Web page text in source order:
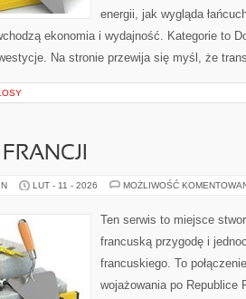
energii, jak wygląda
ekonomia i wydajność. Kategorie to
Na stronie przewija się myśl, że
LUT - 11 - 2026 MOŻLIWOŚĆ
Ten serwis to miejsce
francuską przygodę i
francuskiego. To
wojażowania po Republice